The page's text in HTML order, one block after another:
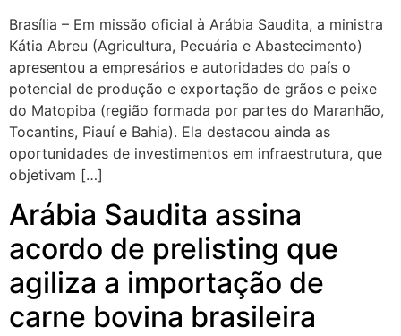
Brasília – Em missão oficial à Arábia Saudita, a ministra
Kátia Abreu (Agricultura, Pecuária e Abastecimento)
apresentou a empresários e autoridades do país o
potencial de produção e exportação de grãos e peixe
do Matopiba (região formada por partes do Maranhão,
Tocantins, Piauí e Bahia). Ela destacou ainda as
oportunidades de investimentos em infraestrutura, que
objetivam […]
Arábia Saudita assina
acordo de prelisting que
agiliza a importação de
carne bovina brasileira